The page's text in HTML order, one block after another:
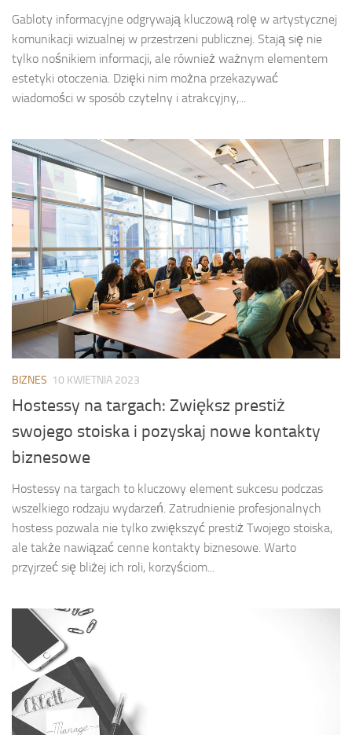
Gabloty informacyjne odgrywają kluczową rolę w artystycznej
komunikacji wizualnej w przestrzeni publicznej. Stają się nie
tylko nośnikiem informacji, ale również ważnym elementem
estetyki otoczenia. Dzięki nim można przekazywać
wiadomości w sposób czytelny i atrakcyjny,...
BIZNES 10 KWIETNIA 2023
Hostessy na targach: Zwiększ prestiż
swojego stoiska i pozyskaj nowe kontakty
biznesowe
Hostessy na targach to kluczowy element sukcesu podczas
wszelkiego rodzaju wydarzeń. Zatrudnienie profesjonalnych
hostess pozwala nie tylko zwiększyć prestiż Twojego stoiska,
ale także nawiązać cenne kontakty biznesowe. Warto
przyjrzeć się bliżej ich roli, korzyściom...